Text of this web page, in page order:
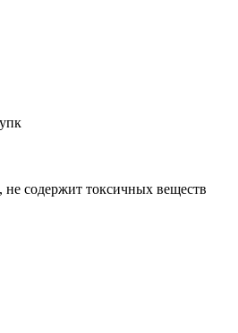
содержит токсичных веществ